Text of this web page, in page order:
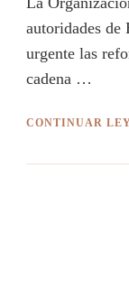
autoridades de
urgente las
cadena …
CONTINUAR